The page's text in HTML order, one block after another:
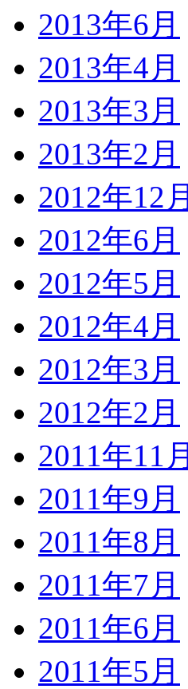
2013年6月
2013年4月
2013年3月
2013年2月
2012年12月
2012年6月
2012年5月
2012年4月
2012年3月
2012年2月
2011年11月
2011年9月
2011年8月
2011年7月
2011年6月
2011年5月